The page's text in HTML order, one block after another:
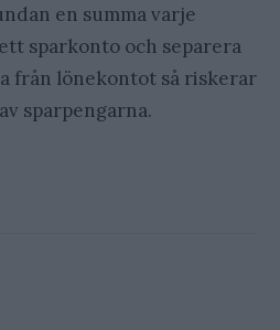
en summa varje
sparkonto och separera
från lönekontot så riskerar
sparpengarna.